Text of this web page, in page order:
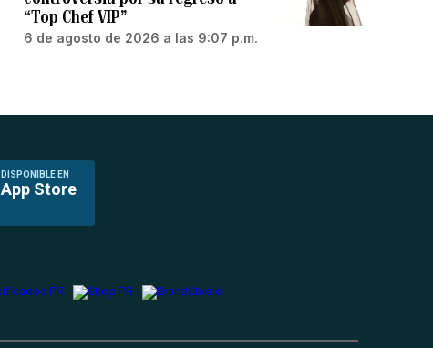
“Top Chef VIP”
6 de agosto de 2026 a las 9:07 p.m.
DISPONIBLE EN
App Store